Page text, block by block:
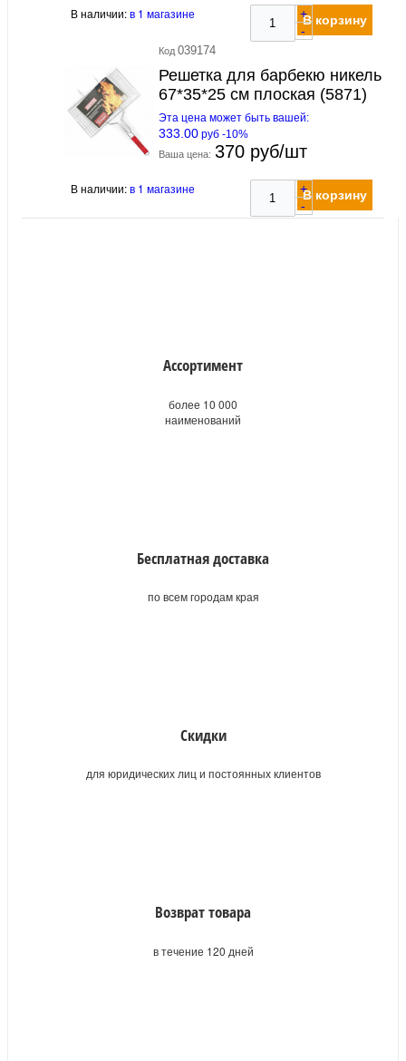
В наличии:в 1 магазине
+
-
В корзину
Код 039174
Решетка для барбекю никель
67*35*25 см плоская (5871)
Эта цена может быть вашей:
333.00 руб -10%
Ваша цена: 370 руб/шт
В наличии:в 1 магазине
+
-
В корзину
Ассортимент
более 10 000
наименований
Бесплатная доставка
по всем городам края
Скидки
для юридических лиц и постоянных клиентов
Возврат товара
в течение 120 дней